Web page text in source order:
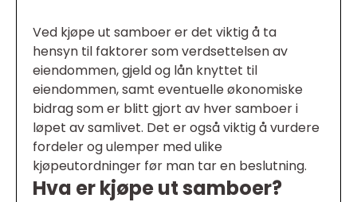
Ved kjøpe ut samboer er det viktig å ta
hensyn til faktorer som verdsettelsen av
eiendommen, gjeld og lån knyttet til
eiendommen, samt eventuelle økonomiske
bidrag som er blitt gjort av hver samboer i
løpet av samlivet. Det er også viktig å vurdere
fordeler og ulemper med ulike
kjøpeutordninger før man tar en beslutning.
Hva er kjøpe ut samboer?